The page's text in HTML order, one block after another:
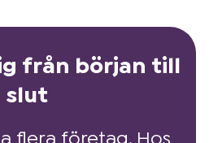
från början till
slut
flera företag. Hos